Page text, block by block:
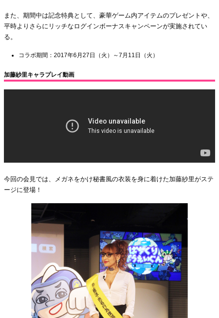
また、期間中は記念特典として、豪華ゲーム内アイテムのプレゼントや、
平時よりさらにリッチなログインボーナスキャンペーンが実施されてい
る。
コラボ期間：2017年6月27日（火）～7月11日（火）
加藤紗里キャラプレイ動画
今回の会見では、メガネをかけ秘書風の衣装を身に着けた加藤紗里がステ
ージに登場！